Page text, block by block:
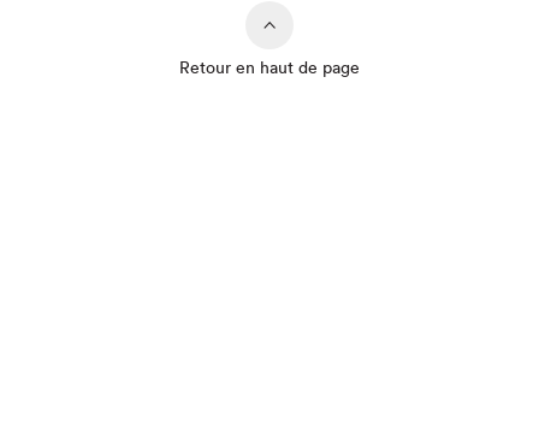
Retour en haut de page